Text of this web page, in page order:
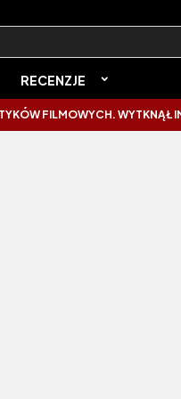
RECENZJE
WYTKNĄŁ IM